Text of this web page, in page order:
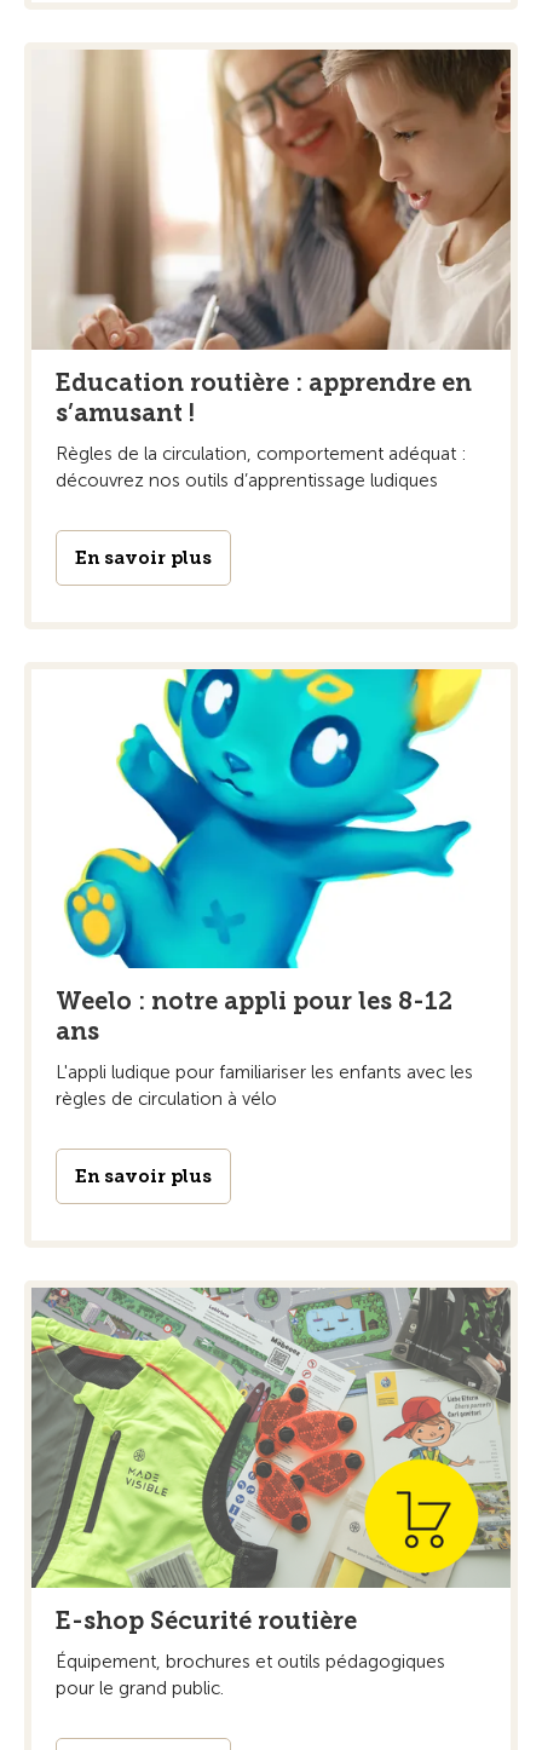
Education routière : apprendre en
s’amusant !
Règles de la circulation, comportement adéquat :
découvrez nos outils d’apprentissage ludiques
En savoir plus
Weelo : notre appli pour les 8-12
ans
L'appli ludique pour familiariser les enfants avec les
règles de circulation à vélo
En savoir plus
E-shop Sécurité routière
Équipement, brochures et outils pédagogiques
pour le grand public.